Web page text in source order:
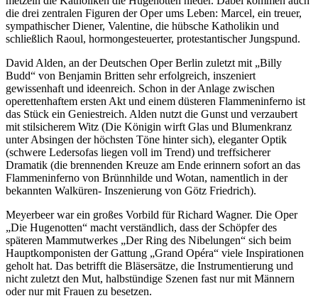
die drei zentralen Figuren der Oper ums Leben: Marcel, ein treuer,
sympathischer Diener, Valentine, die hübsche Katholikin und
schließlich Raoul, hormongesteuerter, protestantischer Jungspund.
David Alden, an der Deutschen Oper Berlin zuletzt mit „Billy
Budd“ von Benjamin Britten sehr erfolgreich, inszeniert
gewissenhaft und ideenreich. Schon in der Anlage zwischen
operettenhaftem ersten Akt und einem düsteren Flammeninferno ist
das Stück ein Geniestreich. Alden nutzt die Gunst und verzaubert
mit stilsicherem Witz (Die Königin wirft Glas und Blumenkranz
unter Absingen der höchsten Töne hinter sich), eleganter Optik
(schwere Ledersofas liegen voll im Trend) und treffsicherer
Dramatik (die brennenden Kreuze am Ende erinnern sofort an das
Flammeninferno von Brünnhilde und Wotan, namentlich in der
bekannten Walküren- Inszenierung von Götz Friedrich).
Meyerbeer war ein großes Vorbild für Richard Wagner. Die Oper
„Die Hugenotten“ macht verständlich, dass der Schöpfer des
späteren Mammutwerkes „Der Ring des Nibelungen“ sich beim
Hauptkomponisten der Gattung „Grand Opéra“ viele Inspirationen
geholt hat. Das betrifft die Bläsersätze, die Instrumentierung und
nicht zuletzt den Mut, halbstündige Szenen fast nur mit Männern
oder nur mit Frauen zu besetzen.